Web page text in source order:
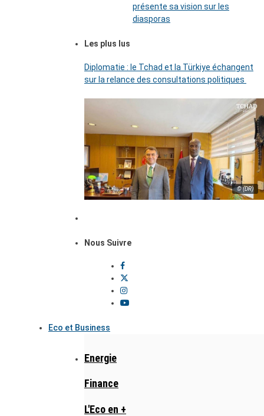
présente sa vision sur les
diasporas
Les plus lus
Diplomatie : le Tchad et la Türkiye échangent
sur la relance des consultations politiques
© (DR)
Nous Suivre
Eco et Business
Energie
Finance
L'Eco en +